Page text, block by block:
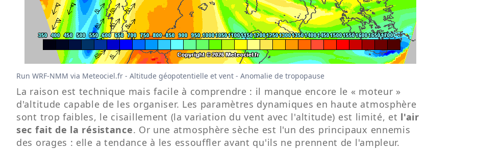
Run WRF-NMM via Meteociel.fr - Altitude géopotentielle et vent - Anomalie de tropopause
La raison est technique mais facile à comprendre : il manque encore le « moteur »
d'altitude capable de les organiser. Les paramètres dynamiques en haute atmosphère
sont trop faibles, le cisaillement (la variation du vent avec l'altitude) est limité, et l'air
sec fait de la résistance. Or une atmosphère sèche est l'un des principaux ennemis
des orages : elle a tendance à les essouffler avant qu'ils ne prennent de l'ampleur.